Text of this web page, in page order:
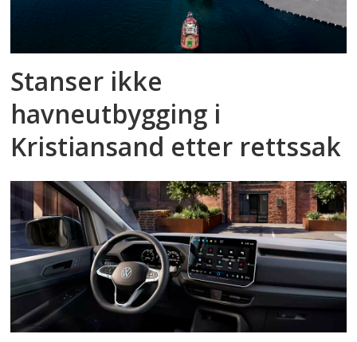
Stanser ikke
havneutbygging i
Kristiansand etter rettssak